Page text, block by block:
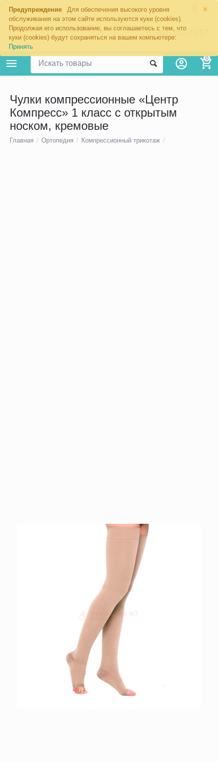
×
Предупреждение
Для обеспечения высокого уровня
обслуживания на этом сайте используются куки (cookies).
Продолжая его использование, вы соглашаетесь с тем, что
куки (cookies) будут сохраняться на вашем компьютере:
Принять
8 (800) 201-70-57
0
Чулки компрессионные «Центр
Компресс» 1 класс с открытым
носком, кремовые
Главная / Ортопедия / Компрессионный трикотаж /